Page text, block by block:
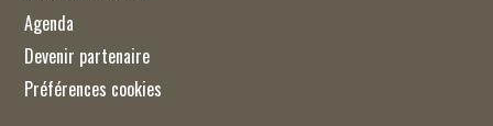
Agenda
Devenir partenaire
Préférences cookies